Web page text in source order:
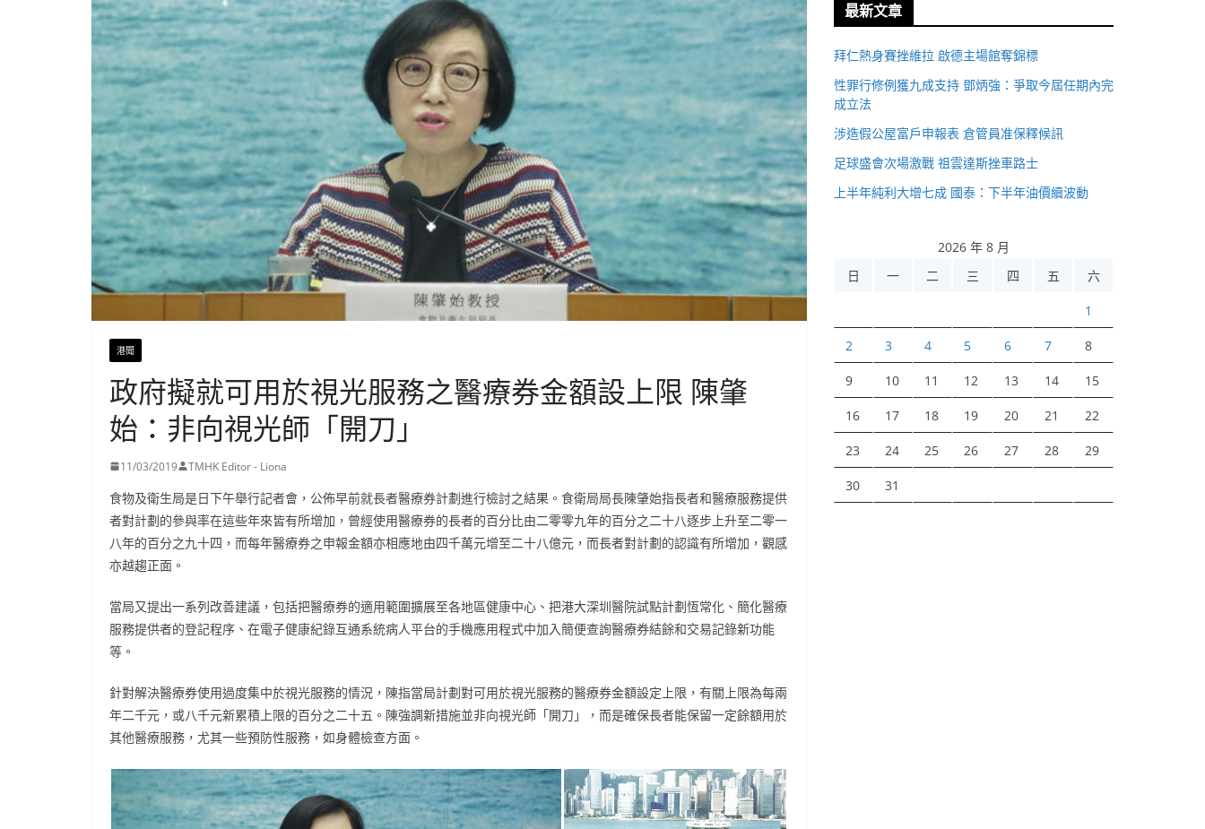
港聞
政府擬就可用於視光服務之醫療券金額設上限 陳肇
始：非向視光師「開刀」
11/03/2019 TMHK Editor - Liona
食物及衛生局是日下午舉行記者會，公佈早前就長者醫療券計劃進行檢討之結果。食衛局局長陳肇始指長者和醫療服務提供
者對計劃的參與率在這些年來皆有所增加，曾經使用醫療券的長者的百分比由二零零九年的百分之二十八逐步上升至二零一
八年的百分之九十四，而每年醫療券之申報金額亦相應地由四千萬元增至二十八億元，而長者對計劃的認識有所增加，觀感
亦越趨正面。
當局又提出一系列改善建議，包括把醫療券的適用範圍擴展至各地區健康中心、把港大深圳醫院試點計劃恆常化、簡化醫療
服務提供者的登記程序、在電子健康紀錄互通系統病人平台的手機應用程式中加入簡便查詢醫療券結餘和交易記錄新功能
等。
針對解決醫療券使用過度集中於視光服務的情況，陳指當局計劃對可用於視光服務的醫療券金額設定上限，有關上限為每兩
年二千元，或八千元新累積上限的百分之二十五。陳強調新措施並非向視光師「開刀」，而是確保長者能保留一定餘額用於
其他醫療服務，尤其一些預防性服務，如身體檢查方面。
最新文章
拜仁熱身賽挫維拉 啟德主場館奪錦標
性罪行修例獲九成支持 鄧炳強：爭取今屆任期內完
成立法
涉造假公屋富戶申報表 倉管員准保釋候訊
足球盛會次場激戰 祖雲達斯挫車路士
上半年純利大增七成 國泰：下半年油價續波動
2026 年 8 月
日
一 二 三 四 五 六
1
2 3 4 5 6 7 8
9 10 11 12 13 14 15
16 17 18 19 20 21 22
23 24 25 26 27 28 29
30 31